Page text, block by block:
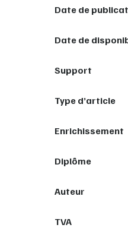
Date de
Date de
Support
Type d’article
Enrichissement
Diplôme
Auteur
TVA